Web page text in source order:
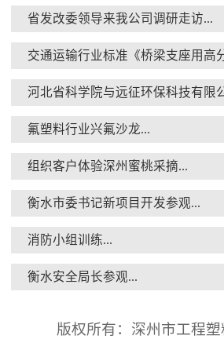
消防小组训练...
省发改委领导来我公司调研走访...
氟塑料行业兴氟沙龙...
组织客户体验深州蜜桃采摘...
衡水市委书记新项目开发参观...
消防小组训练...
衡水安全局长参观...
版权所有：深州市工程塑